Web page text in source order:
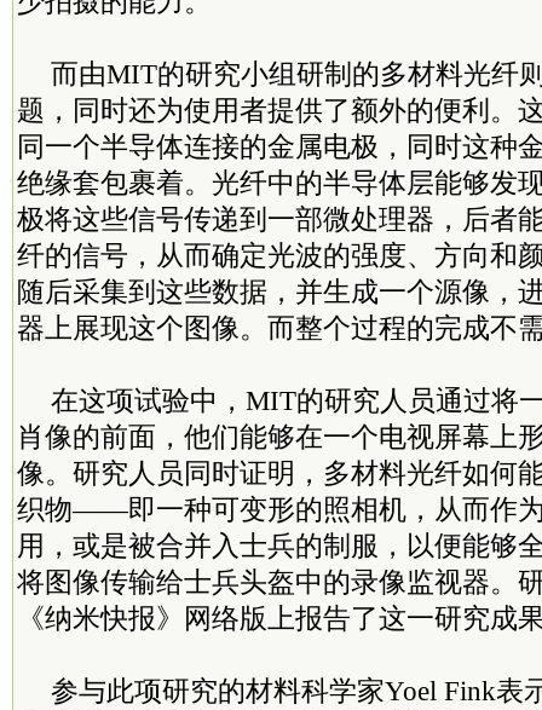
而由MIT的研究小组研制的多材料光纤
题，同时还为使用者提供了额外的便利。
同一个半导体连接的金属电极，同时这种
绝缘套包裹着。光纤中的半导体层能够发
极将这些信号传递到一部微处理器，后者
纤的信号，从而确定光波的强度、方向和
随后采集到这些数据，并生成一个源像，
器上展现这个图像。而整个过程的完成不
在这项试验中，MIT的研究人员通过将
肖像的前面，他们能够在一个电视屏幕上
像。研究人员同时证明，多材料光纤如何
织物——即一种可变形的照相机，从而作
用，或是被合并入士兵的制服，以便能够
将图像传输给士兵头盔中的录像监视器。
《纳米快报》网络版上报告了这一研究成
参与此项研究的材料科学家Yoel Fink表